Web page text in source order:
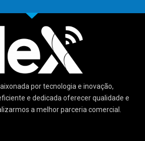
por tecnologia e inovação,
e dedicada oferecer qualidade e
a melhor parceria comercial.